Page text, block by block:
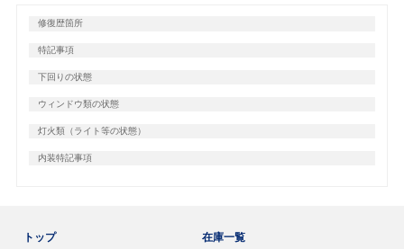
修復歴箇所
特記事項
下回りの状態
ウィンドウ類の状態
灯火類（ライト等の状態）
内装特記事項
トップ 在庫一覧